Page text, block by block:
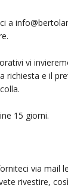
a
vi
richiesta e il
15 giorni.
via mail
rivestire,